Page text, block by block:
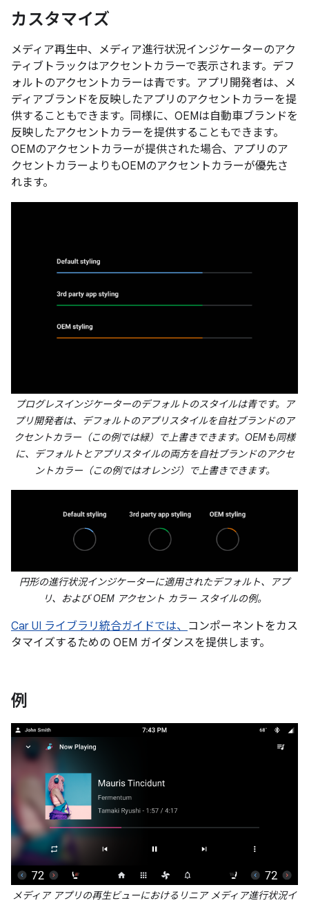
カスタマイズ
メディア再生中、メディア進行状況インジケーターのアク
ティブトラックはアクセントカラーで表示されます。デフ
ォルトのアクセントカラーは青です。アプリ開発者は、メ
ディアブランドを反映したアプリのアクセントカラーを提
供することもできます。同様に、OEMは自動車ブランドを
反映したアクセントカラーを提供することもできます。
OEMのアクセントカラーが提供された場合、アプリのア
クセントカラーよりもOEMのアクセントカラーが優先さ
れます。
プログレスインジケーターのデフォルトのスタイルは青です。ア
プリ開発者は、デフォルトのアプリスタイルを自社ブランドのア
クセントカラー（この例では緑）で上書きできます。OEMも同様
に、デフォルトとアプリスタイルの両方を自社ブランドのアクセ
ントカラー（この例ではオレンジ）で上書きできます。
円形の進行状況インジケーターに適用されたデフォルト、アプ
リ、および OEM アクセント カラー スタイルの例。
Car UI ライブラリ統合ガイドでは、 コンポーネントをカス
タマイズするための OEM ガイダンスを提供します。
例
メディア アプリの再生ビューにおけるリニア メディア進行状況イ